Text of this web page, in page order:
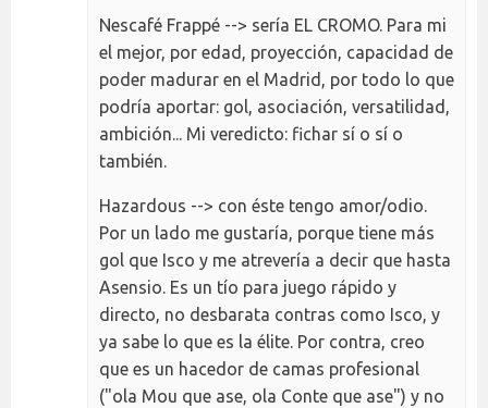
Nescafé Frappé --> sería EL CROMO. Para mi
el mejor, por edad, proyección, capacidad de
poder madurar en el Madrid, por todo lo que
podría aportar: gol, asociación, versatilidad,
ambición... Mi veredicto: fichar sí o sí o
también.
Hazardous --> con éste tengo amor/odio.
Por un lado me gustaría, porque tiene más
gol que Isco y me atrevería a decir que hasta
Asensio. Es un tío para juego rápido y
directo, no desbarata contras como Isco, y
ya sabe lo que es la élite. Por contra, creo
que es un hacedor de camas profesional
("ola Mou que ase, ola Conte que ase") y no